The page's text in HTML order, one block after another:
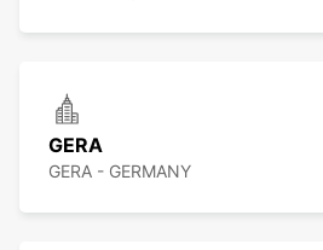
GERA
GERA - GERMANY